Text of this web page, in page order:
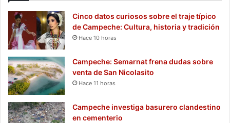
Cinco datos curiosos sobre el traje típico
de Campeche: Cultura, historia y tradición
Hace 10 horas
Campeche: Semarnat frena dudas sobre
venta de San Nicolasito
Hace 11 horas
Campeche investiga basurero clandestino
en cementerio